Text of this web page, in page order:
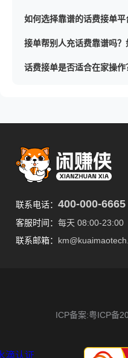
如何选择靠谱的话费接单平
接单帮别人充话费靠谱吗？
话费接单是否适合在家操
联系电话： 400-000-6665
客服时间： 每天 08:00-23:00
联系邮箱：
ICP备案:粤ICP备